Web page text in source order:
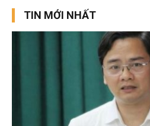
TIN MỚI NHẤT